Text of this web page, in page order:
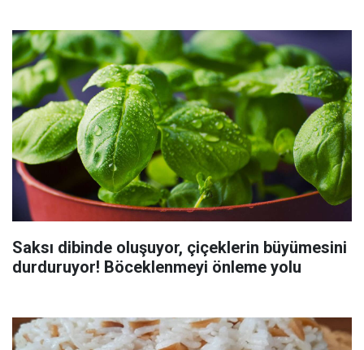
Saksı dibinde oluşuyor, çiçeklerin büyümesini
durduruyor! Böceklenmeyi önleme yolu